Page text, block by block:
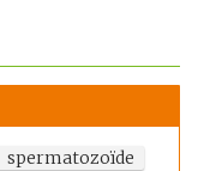
spermatozoïde